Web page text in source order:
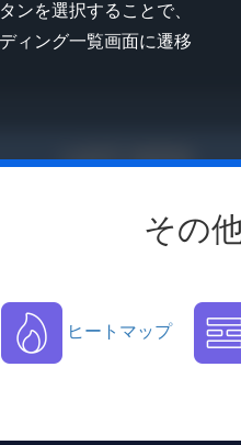
ンを選択することで、
ィング一覧画面に遷移
その
ヒートマップ